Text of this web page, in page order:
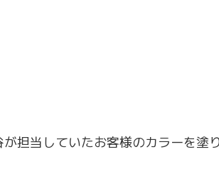
担当していたお客様のカラーを塗り